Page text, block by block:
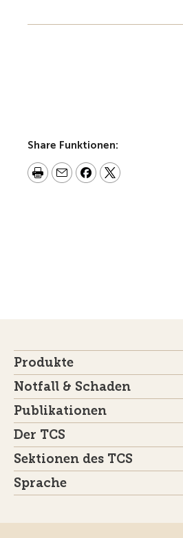
Share Funktionen:
Produkte
Notfall & Schaden
Publikationen
Der TCS
Sektionen des TCS
Sprache